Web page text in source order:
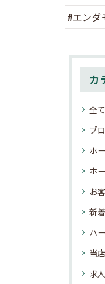
#エンダ
カ
全
ブ
ホ
ホ
お
新
ハ
当
求人